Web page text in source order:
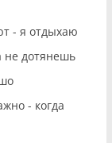
- я отдыхаю
не дотянешь
- когда